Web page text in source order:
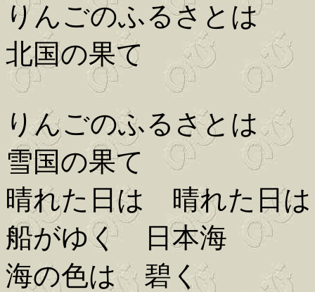
りんごのふるさとは
北国の果て
りんごのふるさとは
雪国の果て
晴れた日は 晴れた日は
船がゆく 日本海
海の色は 碧く